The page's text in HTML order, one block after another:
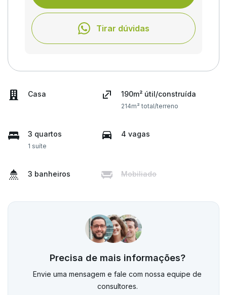
Tirar dúvidas
Casa 190m² útil/construída
214m² total/terreno
3 quartos
1 suíte
4 vagas
3 banheiros Mobiliado
Precisa de mais informações?
Envie uma mensagem e fale com nossa equipe de
consultores.